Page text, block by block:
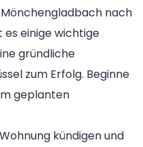
nach
einige wichtige
gründliche
zum Erfolg. Beginne
geplanten
kündigen und